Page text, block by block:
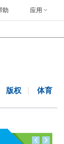
助 应用
版权 体育